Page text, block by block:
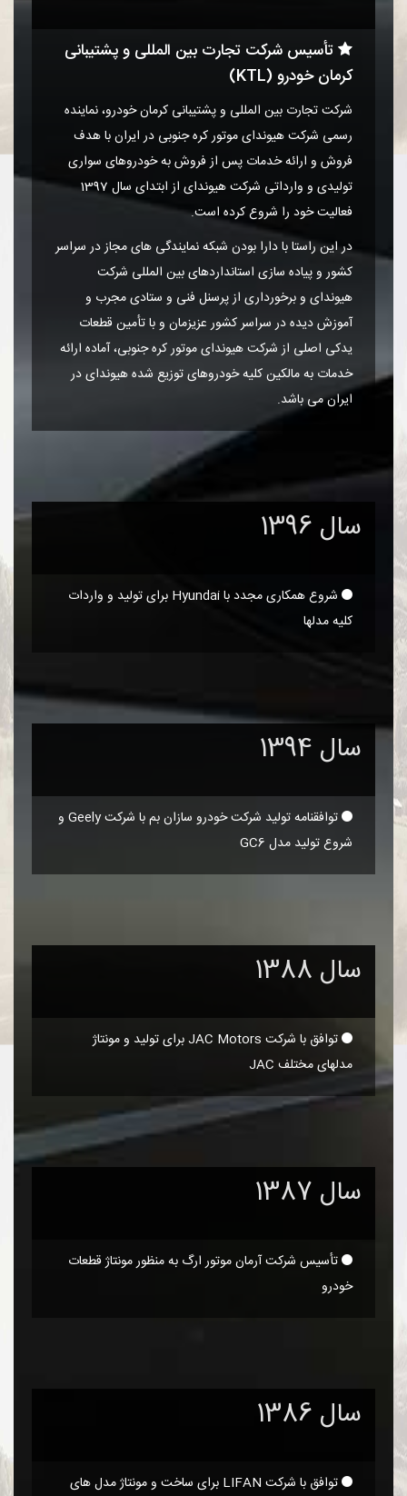
تأسیس شرکت تجارت بین المللی و پشتیبانی
کرمان خودرو (KTL)
شرکت تجارت بین المللی و پشتیبانی کرمان خودرو، نماینده
رسمی شرکت هیوندای موتور کره جنوبی در ایران با هدف
فروش و ارائه خدمات پس از فروش به خودروهای سواری
تولیدی و وارداتی شرکت هیوندای از ابتدای سال 1397
فعالیت خود را شروع کرده است.
در این راستا با دارا بودن شبکه نمایندگی های مجاز در سراسر
کشور و پیاده سازی استانداردهای بین المللی شرکت
هیوندای و برخورداری از پرسنل فنی و ستادی مجرب و
آموزش دیده در سراسر کشور عزیزمان و با تأمین قطعات
یدکی اصلی از شرکت هیوندای موتور کره جنوبی، آماده ارائه
خدمات به مالکین کلیه خودروهای توزیع شده هیوندای در
ایران می باشد.
سال 1396
شروع همکاری مجدد با Hyundai برای تولید و واردات
کلیه مدلها
سال 1394
توافقنامه تولید شرکت خودرو سازان بم با شرکت Geely و
شروع تولید مدل GC6
سال 1388
توافق با شرکت JAC Motors برای تولید و مونتاژ
مدلهای مختلف JAC
سال 1387
تأسیس شرکت آرمان موتور ارگ به منظور مونتاژ قطعات
خودرو
سال 1386
توافق با شرکت LIFAN برای ساخت و مونتاژ مدل های